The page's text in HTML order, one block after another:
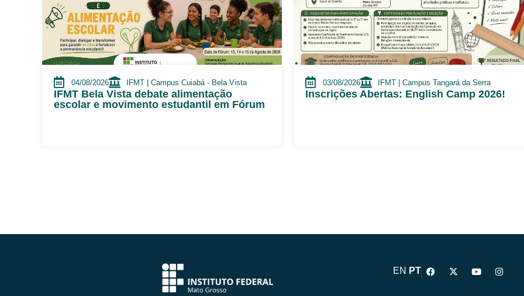
04/08/2026 IFMT | Campus Cuiabá - Bela Vista
IFMT Bela Vista debate alimentação
escolar e movimento estudantil em Fórum
03/08/2026 IFMT | Campus Tangará da Serra
Inscrições Abertas: English Camp 2026!
EN PT
F
a
X
-
Y
o
I
n